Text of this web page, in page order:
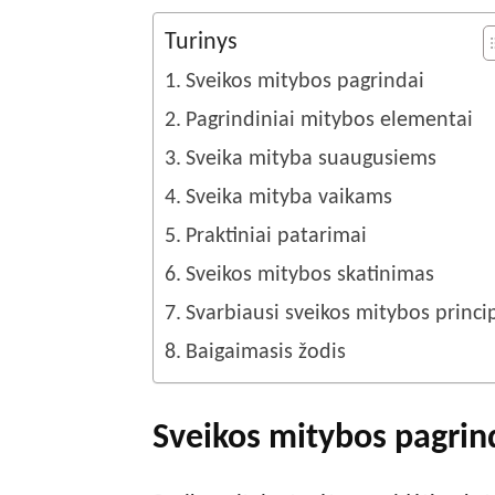
Turinys
Sveikos mitybos pagrindai
Pagrindiniai mitybos elementai
Sveika mityba suaugusiems
Sveika mityba vaikams
Praktiniai patarimai
Sveikos mitybos skatinimas
Svarbiausi sveikos mitybos
Baigaimasis žodis
Sveikos mitybos